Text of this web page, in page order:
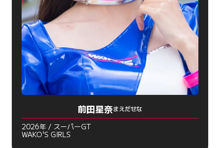
前田星奈まえだせな
2026年 / スーパーGT
WAKO'S GIRLS